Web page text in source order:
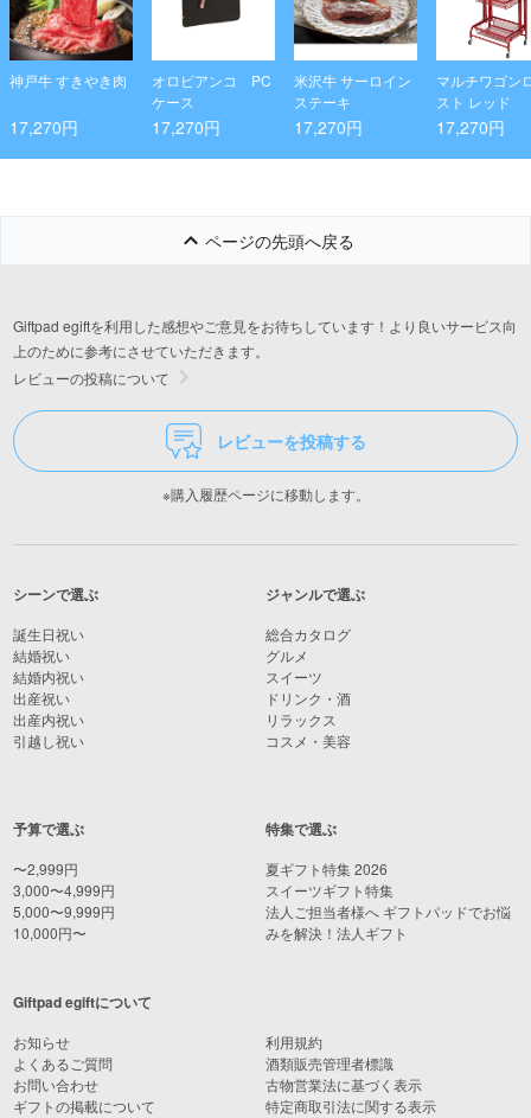
神戸牛 すきやき肉
17,270円
オロビアンコ PC
ケース
17,270円
米沢牛 サーロイン
ステーキ
17,270円
マルチワゴン
スト レッド
17,270円
ページの先頭へ戻る
Giftpad egiftを利用した感想やご意見をお待ちしています！より良いサービス向
上のために参考にさせていただきます。
レビューの投稿について
レビューを投稿する
※購入履歴ページに移動します。
シーンで選ぶ
誕生日祝い
結婚祝い
結婚内祝い
出産祝い
出産内祝い
引越し祝い
予算で選ぶ
〜2,999円
3,000〜4,999円
5,000〜9,999円
10,000円〜
ジャンルで選ぶ
総合カタログ
グルメ
スイーツ
ドリンク・酒
リラックス
コスメ・美容
特集で選ぶ
夏ギフト特集 2026
スイーツギフト特集
法人ご担当者様へ ギフトパッドでお悩
みを解決！法人ギフト
Giftpad egiftについて
お知らせ
よくあるご質問
お問い合わせ
ギフトの掲載について
利用規約
酒類販売管理者標識
古物営業法に基づく表示
特定商取引法に関する表示